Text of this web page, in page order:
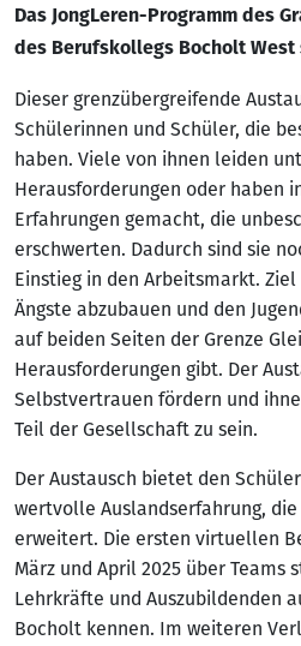
Das JongLeren-Programm des
des Berufskollegs Bocholt West
Dieser grenzübergreifende
Schülerinnen und Schüler, die
haben. Viele von ihnen leiden
Herausforderungen oder haben
Erfahrungen gemacht, die
erschwerten. Dadurch sind sie
Einstieg in den Arbeitsmarkt. Ziel
Ängste abzubauen und den
auf beiden Seiten der Grenze
Herausforderungen gibt. Der
Selbstvertrauen fördern und
Teil der Gesellschaft zu sein.
Der Austausch bietet den
wertvolle Auslandserfahrung,
erweitert. Die ersten virtuellen
März und April 2025 über Teams
Lehrkräfte und Auszubildenden
Bocholt kennen. Im weiteren